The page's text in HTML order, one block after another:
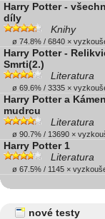
Harry Potter -
díly
Knihy
ø 74.8% / 6840 ×
Harry Potter -
Smrti(2.)
Literatura
ø 69.6% / 3335 ×
Harry Potter a Kámen
mudrcu
Literatura
ø 90.7% / 13690 ×
Harry Potter 1
Literatura
ø 67.5% / 1145 ×
nové testy